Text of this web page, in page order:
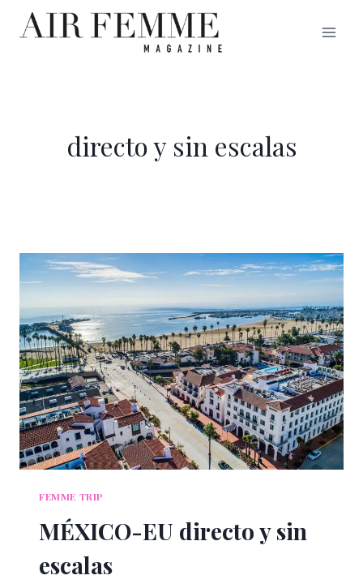
Saltar
directo y sin escalas
FEMME TRIP
MÉXICO-EU directo y sin
escalas